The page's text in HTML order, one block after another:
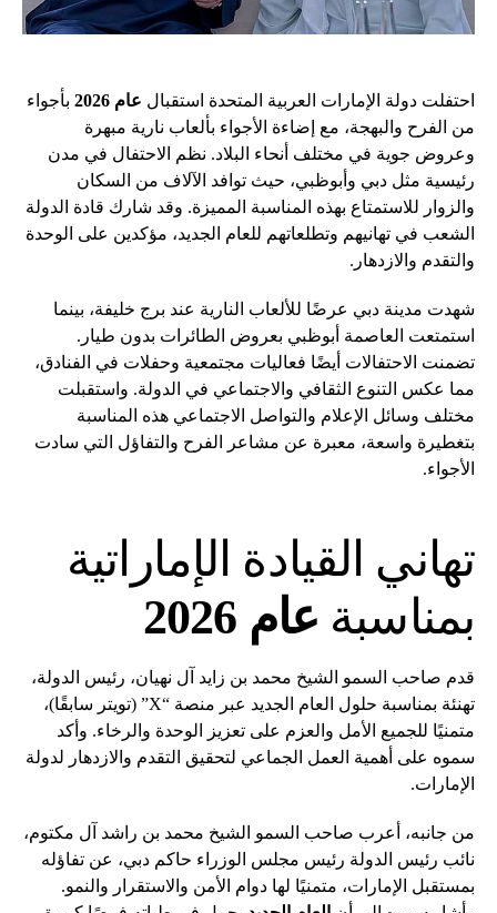
احتفلت دولة الإمارات العربية المتحدة استقبال عام 2026
بأجواء
من الفرح والبهجة، مع إضاءة الأجواء بألعاب نارية مبهرة
وعروض جوية في مختلف أنحاء البلاد. نظم الاحتفال في مدن
رئيسية مثل دبي وأبوظبي، حيث توافد الآلاف من السكان
والزوار للاستمتاع بهذه المناسبة المميزة. وقد شارك قادة الدولة
الشعب في تهانيهم وتطلعاتهم للعام الجديد، مؤكدين على الوحدة
والتقدم والازدهار.
شهدت مدينة دبي عرضًا للألعاب النارية عند برج خليفة، بينما
استمتعت العاصمة أبوظبي بعروض الطائرات بدون طيار.
تضمنت الاحتفالات أيضًا فعاليات مجتمعية وحفلات في الفنادق،
مما عكس التنوع الثقافي والاجتماعي في الدولة. واستقبلت
مختلف وسائل الإعلام والتواصل الاجتماعي هذه المناسبة
بتغطيرة واسعة، معبرة عن مشاعر الفرح والتفاؤل التي سادت
الأجواء.
تهاني القيادة الإماراتية
بمناسبة عام 2026
قدم صاحب السمو الشيخ محمد بن زايد آل نهيان، رئيس الدولة،
تهنئة بمناسبة حلول العام الجديد عبر منصة “X” (تويتر سابقًا)،
متمنيًا للجميع الأمل والعزم على تعزيز الوحدة والرخاء. وأكد
سموه على أهمية العمل الجماعي لتحقيق التقدم والازدهار لدولة
الإمارات.
من جانبه، أعرب صاحب السمو الشيخ محمد بن راشد آل مكتوم،
نائب رئيس الدولة رئيس مجلس الوزراء حاكم دبي، عن تفاؤله
بمستقبل الإمارات، متمنيًا لها دوام الأمن والاستقرار والنمو.